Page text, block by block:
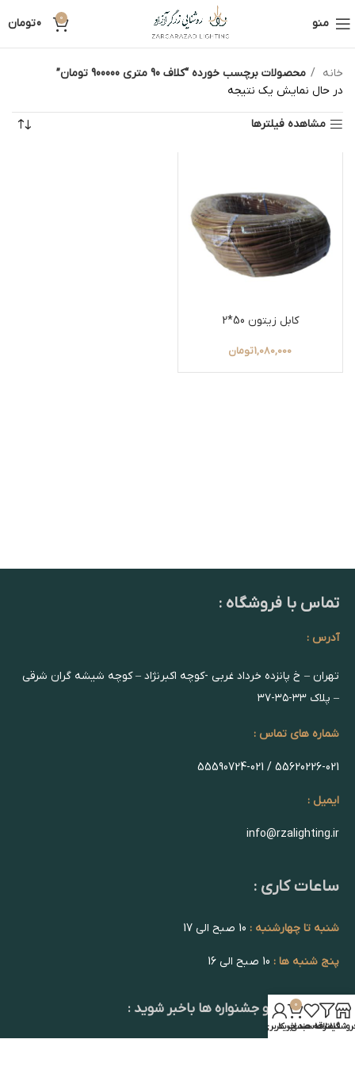
منو 0
0تومان
خانه
محصولات برچسب خورده “کلاف 90 متری 900000 تومان”
در حال نمایش یک نتیجه
مشاهده فیلترها
کابل زیتون 50*2
1,080,000تومان
تماس با فروشگاه :
آدرس :
تهران – خ پانزده خرداد غربی -کوچه اکبرنژاد – کوچه شیشه گران شرقی
– پلاک ۳۳-۳۵-۳۷
شماره های تماس :
55620226-021 / 55590724-021
ایمیل :
info@rzalighting.ir
ساعات کاری :
شنبه تا چهارشنبه :
پنج شنبه ها :
از تخفیف ها و جشنواره ها باخبر شوید :
فیلترها
علاقه مندی
0
سبد خرید
حساب کاربری من